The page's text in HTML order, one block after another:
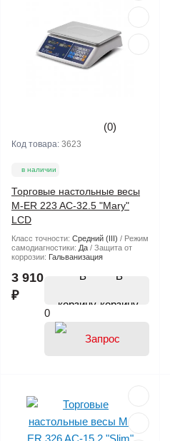
(0)
Код товара: 3623
в наличии
Торговые настольные весы
M-ER 223 AC-32.5 "Mary"
LCD
Класс точности: Средний (III)
Режим
самодиагностики: Да
Защита от
коррозии: Гальванизация
3 910
₽
В
корзину
0